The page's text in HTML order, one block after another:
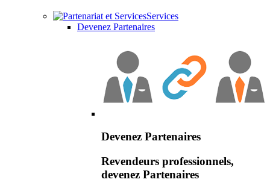
Services
Devenez Partenaires
Devenez Partenaires
Revendeurs professionnels,
devenez Partenaires